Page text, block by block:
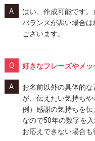
はい、作成可能です
バランスが悪い場合
ございます。
好きなフレーズやメ
お名前以外の具体的
が、伝えたい気持ちや
例）感謝の気持ちを
なので50年の数字を
お応えできない場合も